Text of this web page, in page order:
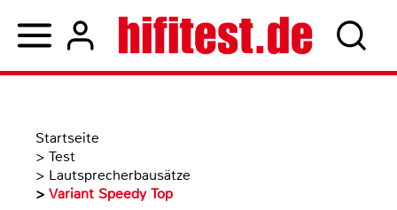
Startseite
> Test
> Lautsprecherbausätze
> Variant Speedy Top